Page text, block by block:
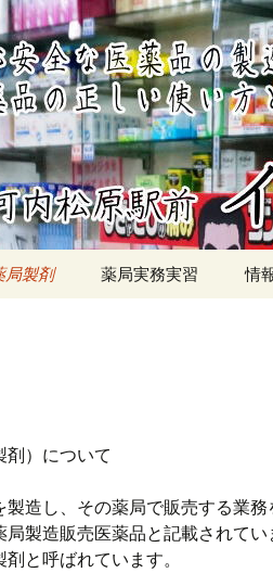
北側
局製剤 薬局実務実習 情
剤）について
造し、その薬局で販売する業務
製造販売医薬品と記載されてい
と呼ばれています。